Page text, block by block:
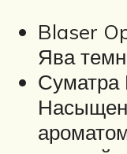
Blaser
Ява
Суматра